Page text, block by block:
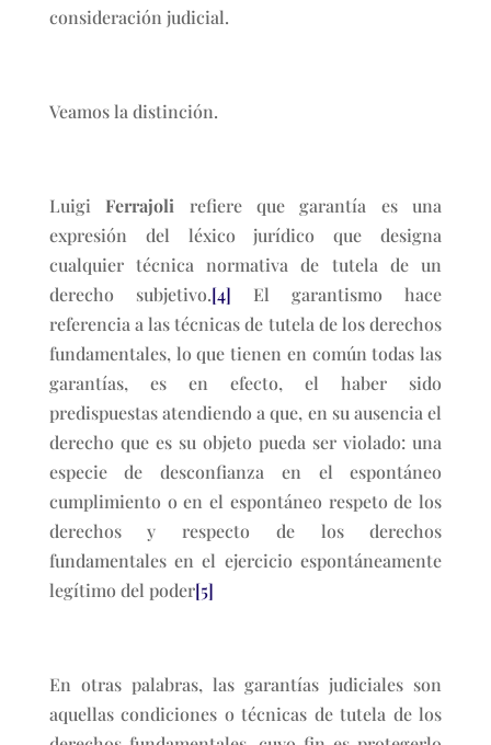
consideración judicial.
Veamos la distinción.
Luigi Ferrajoli refiere que garantía es una
expresión del léxico jurídico que designa
cualquier técnica normativa de tutela de un
derecho subjetivo.[4] El garantismo hace
referencia a las técnicas de tutela de los derechos
fundamentales, lo que tienen en común todas las
garantías, es en efecto, el haber sido
predispuestas atendiendo a que, en su ausencia el
derecho que es su objeto pueda ser violado: una
especie de desconfianza en el espontáneo
cumplimiento o en el espontáneo respeto de los
derechos y respecto de los derechos
fundamentales en el ejercicio espontáneamente
legítimo del poder[5]
En otras palabras, las garantías judiciales son
aquellas condiciones o técnicas de tutela de los